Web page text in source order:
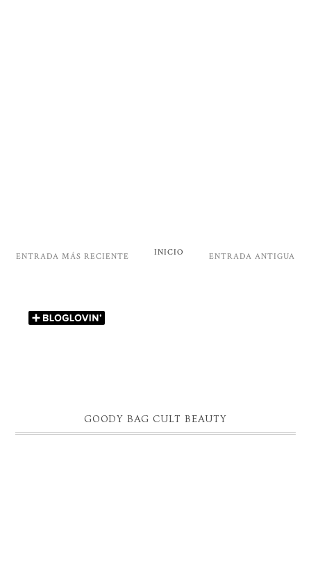
ENTRADA MÁS RECIENTE ENTRADA ANTIGUA
INICIO
GOODY BAG CULT BEAUTY